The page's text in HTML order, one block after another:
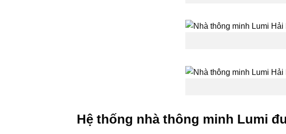
Hệ thống nhà thông minh Lumi